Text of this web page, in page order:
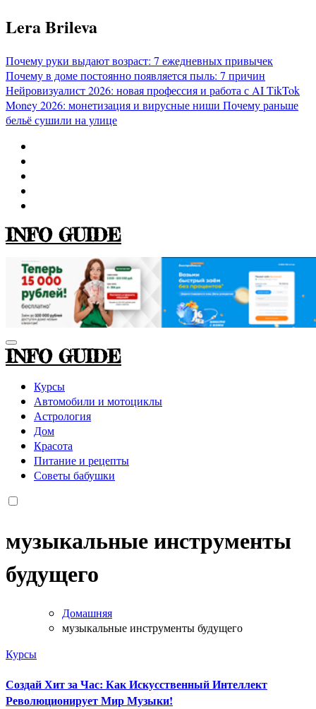
Перейти
к
Lera Brileva
Почему руки выдают возраст: 7 ежедневных привычек
Почему в доме постоянно появляется пыль: 7 причин
Нейровизуалист 2026: новая профессия и работа с AITikTok
Money 2026: монетизация и вирусные ниши Почему раньше
бельё сушили на улице
INFO GUIDE
INFO GUIDE
Курсы
Автомобили и мотоциклы
Астрология
Дом
Красота
Питание и рецепты
Советы бабушки
музыкальные инструменты
будущего
Домашняя
музыкальные инструменты будущего
Курсы
Создай Хит за Час: Как Искусственный Интеллект
Революционирует Мир Музыки!